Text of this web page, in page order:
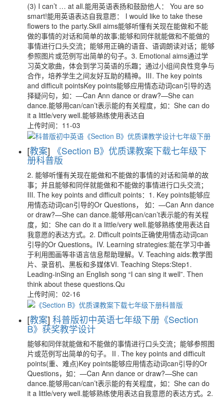
(3) I can’t … at all.能用英语表扬和鼓励他人： You are so
smart!能用英语表达自我意愿： I would like to take these
flowers to the party.Skill aims能够听懂有关现在能做和不能
做的事情的对话和简单的故事;能够和同伴就能做和不能做的
事情进行口头交流；能够用正确的语音、语调朗读对话；能够
参照图片或范例写出简单的句子。3. Emotional aims通过学
习英文歌曲，体会到学习英语的乐趣；通过小组间良性竞争与
合作，培养学生之间友好互助的精神。Ⅲ. The key points
and difficult pointsKey points能够应用情态动词can引导的选
择疑问句，如：—Can Ann dance or draw?—She can
dance.能够用can/can’t表示能的有关程度，如：She can do
it a little/very well.能够熟练使用表达自
上传时间：11-03
[教案] 《Section B》优质课教案下载七年级下
册科普版
2. 能够听懂有关现在能做和不能做的事情的对话和简单的故
事；并且能够和同伴就能做和不能做的事情进行口头交流；
III. The key points and difficult points：1. Key points能够应
用情态动词can引导的Or Questions， 如：—Can Ann dance
or draw?—She can dance.能够用can/can’t表示能的有关程
度，如：She can do it a little/very well.能够熟练使用表达自
我意愿的表达方式。2. Difficult points正确使用情态动词can
引导的Or Questions。IV. Learning strategies:能在学习中善
于利用图画等非语言信息帮助理解。V. Teaching aids:教学图
片、录音机、黑板和多媒体VI. Teaching Steps:Step1.
Leading-inSing an English song “I can sing it well”. Then
think about these questions.Qu
上传时间：02-16
[教案] 科普版初中英语七年级下册《Section
B》获奖教学设计
能够和同伴就能做和不能做的事情进行口头交流；能够参照图
片或范例写出简单的句子。Ⅱ. The key points and difficult
points(重、难点)Key points能够应用情态动词can引导的Or
Questions，如：—Can Ann dance or draw?—She can
dance.能够用can/can’t表示能的有关程度，如：She can do
it a little/very well.能够熟练使用表达自我意愿的表达方式。2.